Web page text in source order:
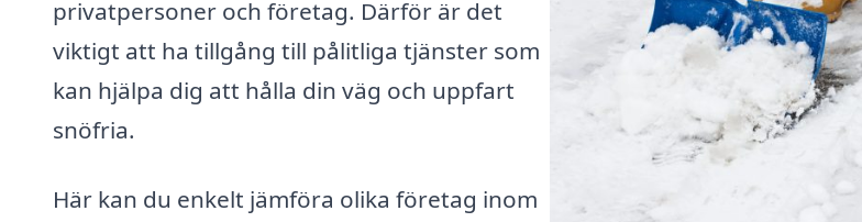
privatpersoner och företag. Därför är det
viktigt att ha tillgång till pålitliga tjänster som
kan hjälpa dig att hålla din väg och uppfart
snöfria.
Här kan du enkelt jämföra olika företag inom